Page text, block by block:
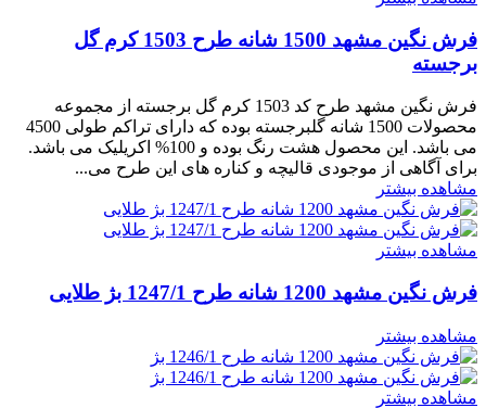
فرش نگین مشهد 1500 شانه طرح 1503 کرم گل
برجسته
فرش نگین مشهد طرح کد 1503 کرم گل برجسته از مجموعه
محصولات 1500 شانه گلبرجسته بوده که دارای تراکم طولی 4500
می باشد. این محصول هشت رنگ بوده و 100% اکریلیک می باشد.
برای آگاهی از موجودی قالیچه و کناره های این طرح می...
مشاهده بیشتر
مشاهده بیشتر
فرش نگین مشهد 1200 شانه طرح 1247/1 بژ طلایی
مشاهده بیشتر
مشاهده بیشتر